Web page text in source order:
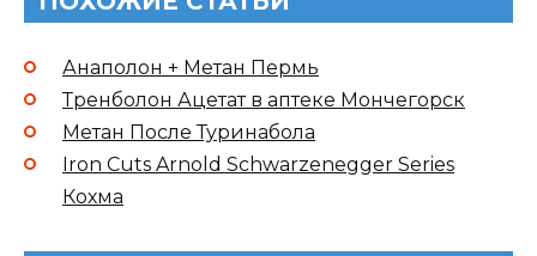
Анаполон + Метан Пермь
Тренболон Ацетат в аптеке Мончегорск
Метан После Туринабола
Iron Cuts Arnold Schwarzenegger Series
Кохма